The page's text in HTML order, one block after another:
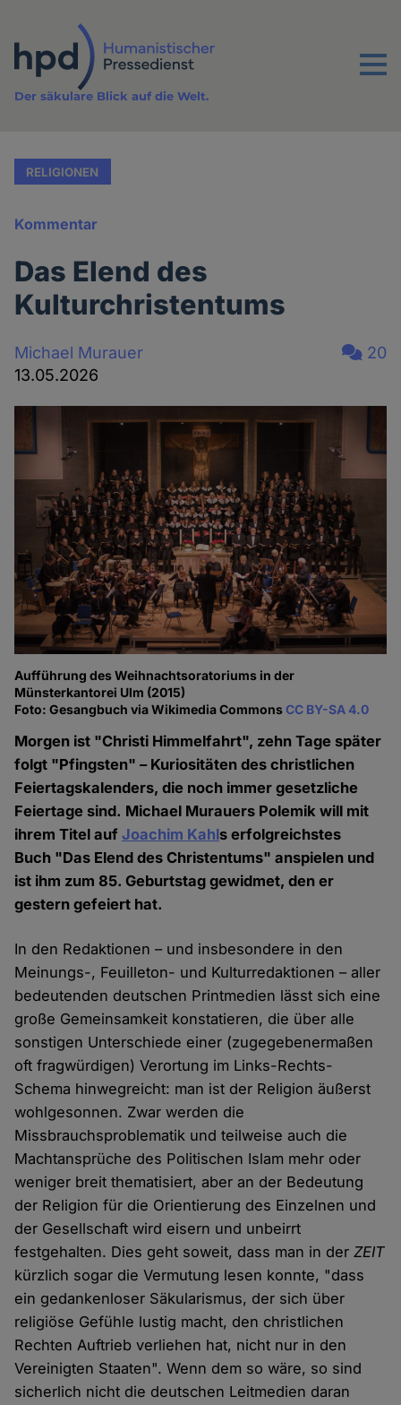
Inhalt
Menu
Der säkulare Blick auf die Welt.
RELIGIONEN
Kommentar
Das Elend des
Kulturchristentums
Michael Murauer
13.05.2026
20
Aufführung des Weihnachtsoratoriums in der
Münsterkantorei Ulm (2015)
Foto: Gesangbuch via Wikimedia CommonsCC BY-SA 4.0
Morgen ist "Christi Himmelfahrt", zehn Tage später
folgt "Pfingsten" – Kuriositäten des christlichen
Feiertagskalenders, die noch immer gesetzliche
Feiertage sind. Michael Murauers Polemik will mit
ihrem Titel aufJoachim Kahls erfolgreichstes
Buch "Das Elend des Christentums" anspielen und
ist ihm zum 85. Geburtstag gewidmet, den er
gestern gefeiert hat.
In den Redaktionen – und insbesondere in den
Meinungs-, Feuilleton- und Kulturredaktionen – aller
bedeutenden deutschen Printmedien lässt sich eine
große Gemeinsamkeit konstatieren, die über alle
sonstigen Unterschiede einer (zugegebenermaßen
oft fragwürdigen) Verortung im Links-Rechts-
Schema hinwegreicht: man ist der Religion äußerst
wohlgesonnen. Zwar werden die
Missbrauchsproblematik und teilweise auch die
Machtansprüche des Politischen Islam mehr oder
weniger breit thematisiert, aber an der Bedeutung
der Religion für die Orientierung des Einzelnen und
der Gesellschaft wird eisern und unbeirrt
festgehalten. Dies geht soweit, dass man in derZEIT
kürzlich sogar die Vermutung lesen konnte, "dass
ein gedankenloser Säkularismus, der sich über
religiöse Gefühle lustig macht, den christlichen
Rechten Auftrieb verliehen hat, nicht nur in den
Vereinigten Staaten". Wenn dem so wäre, so sind
sicherlich nicht die deutschen Leitmedien daran